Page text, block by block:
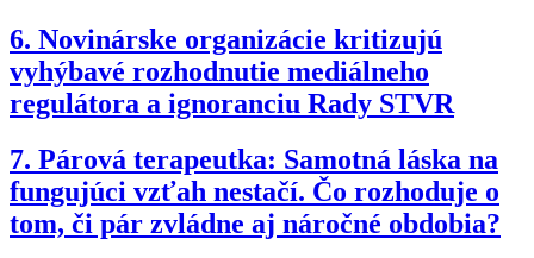
6. Novinárske organizácie kritizujú
vyhýbavé rozhodnutie mediálneho
regulátora a ignoranciu Rady STVR
7. Párová terapeutka: Samotná láska na
fungujúci vzťah nestačí. Čo rozhoduje o
tom, či pár zvládne aj náročné obdobia?